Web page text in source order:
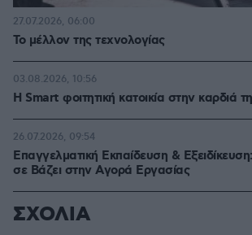
Το μέλλον της τεχνολογίας
27.07.2026, 06:00
Η Smart φοιτητική κατοικία στην καρδιά
03.08.2026, 10:56
Επαγγελματική Εκπαίδευση &
σε Bάζει στην Aγορά Eργασίας
26.07.2026, 09:54
ΣΧΟΛΙΑ